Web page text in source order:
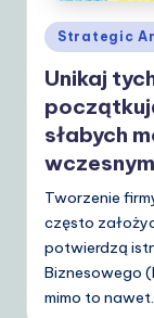
Posted
Strategic
Unikaj
słabych
Tworzenie
często
potwierdzą
Biznesowego
mimo to